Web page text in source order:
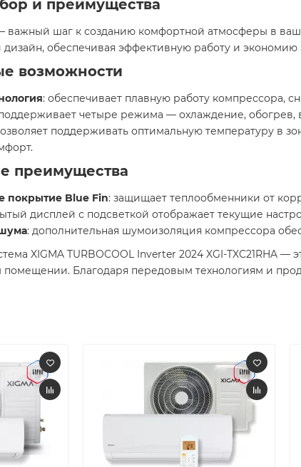
и преимущества
шаг к созданию комфортной атмосферы в
обеспечивая эффективную работу и
возможности
: обеспечивает плавную работу компрессора,
четыре режима — охлаждение, обогрев,
поддерживать оптимальную температуру в
преимущества
покрытие Blue Fin: защищает теплообменники от
дисплей с подсветкой отображает текущие
: дополнительная шумоизоляция компрессора
XIGMA TURBOCOOL Inverter 2024 XGI-
Благодаря передовым технологиям и